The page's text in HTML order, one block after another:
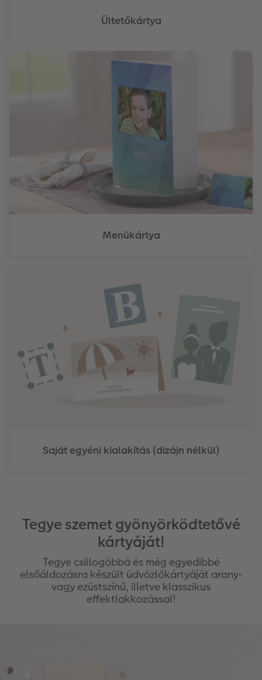
Ültetőkártya
Menükártya
Saját egyéni kialakítás (dizájn nélkül)
Tegye szemet gyönyörködtetővé
kártyáját!
Tegye csillogóbbá és még egyedibbé
elsőáldozásra készült üdvözlőkártyáját arany-
vagy ezüstszínű, illetve klasszikus
effektlakkozással!